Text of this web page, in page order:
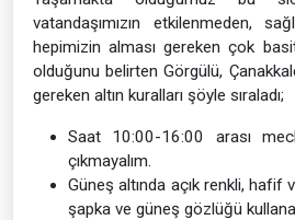
vatandaşımızın etkilenmeden,
hepimizin alması gereken çok
olduğunu belirten Görgülü,
gereken altın kuralları şöyle sıraladı;
Saat 10:00-16:00 arası
çıkmayalım.
Güneş altında açık renkli, hafif
şapka ve güneş gözlüğü